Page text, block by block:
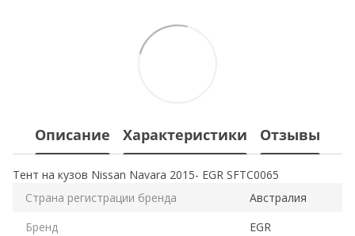
Описание Характеристики Отзывы
Тент на кузов Nissan Navara 2015- EGR SFTC0065
Страна регистрации бренда
Австралия
Бренд
EGR